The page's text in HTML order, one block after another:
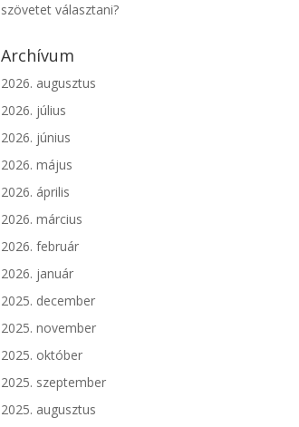
szövetet választani?
Archívum
2026. augusztus
2026. július
2026. június
2026. május
2026. április
2026. március
2026. február
2026. január
2025. december
2025. november
2025. október
2025. szeptember
2025. augusztus